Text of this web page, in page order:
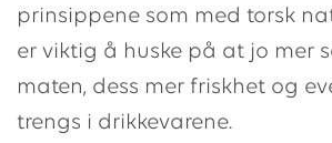
prinsippene som med torsk
er viktig å huske på at jo mer
maten, dess mer friskhet og
trengs i drikkevarene.